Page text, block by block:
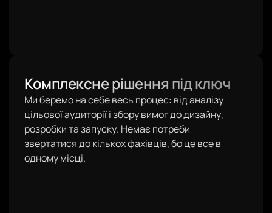
Комплексне рішення під ключ
Ми беремо на себе весь процес: від аналізу
цільової аудиторії і збору вимог до дизайну,
розробки та запуску. Немає потреби
звертатися до кількох фахівців, бо це все в
одному місці.